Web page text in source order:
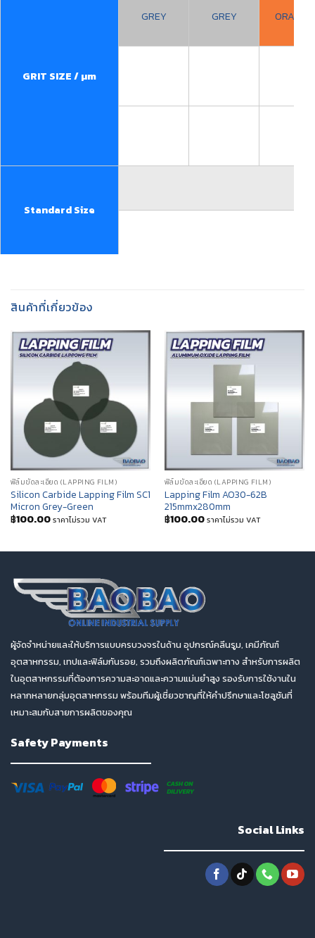
GRIT SIZE / µm
GREY GREY ORANGE
Standard Size
สินค้าที่เกี่ยวข้อง
ฟิล์มขัดละเอียด (LAPPING FILM)
Silicon Carbide Lapping Film SC1
Micron Grey-Green
฿100.00 ราคาไม่รวม VAT
ฟิล์มขัดละเอียด (LAPPING FILM)
Lapping Film AO30-62B
215mmx280mm
฿100.00 ราคาไม่รวม VAT
ผู้จัดจำหน่ายและให้บริการแบบครบวงจรในด้าน อุปกรณ์คลีนรูม, เคมีภัณฑ์
อุตสาหกรรม, เทปและฟิล์มกันรอย, รวมถึงผลิตภัณฑ์เฉพาะทาง สำหรับการผลิต
ในอุตสาหกรรมที่ต้องการความสะอาดและความแม่นยำสูง รองรับการใช้งานใน
หลากหลายกลุ่มอุตสาหกรรม พร้อมทีมผู้เชี่ยวชาญที่ให้คำปรึกษาและโซลูชันที่
เหมาะสมกับสายการผลิตของคุณ
Safety Payments
Social Links